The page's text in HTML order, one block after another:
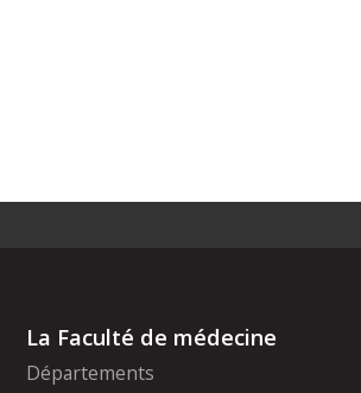
La Faculté de médecine
Départements